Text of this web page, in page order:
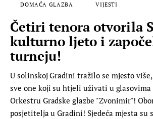
DOMAĆA GLAZBA VIJESTI
Četiri tenora otvorila
kulturno ljeto i
turneju!
U solinskoj Gradini tražilo se mjesto
sve one koji su htjeli uživati u
Orkestru Gradske glazbe "Zvonimir"!
posjetitelja u Gradini! Sjedeća mjesta su